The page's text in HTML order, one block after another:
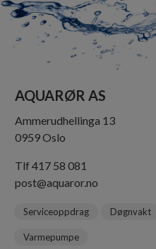
AQUARØR AS
Ammerudhellinga 13
0959 Oslo
Tlf 417 58 081
post@aquaror.no
Døgnvakt
Serviceoppdrag
Varmepumpe